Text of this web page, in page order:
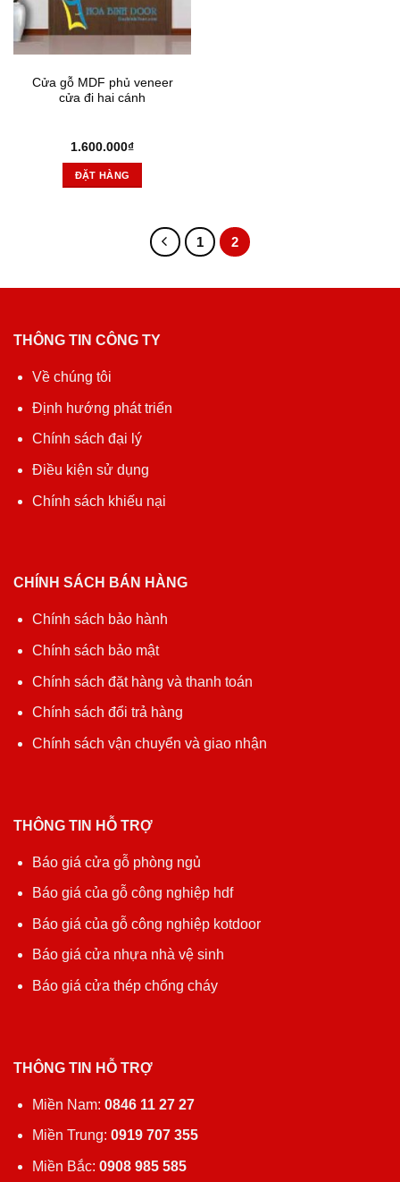
Cửa gỗ MDF phủ veneer
cửa đi hai cánh
1.600.000₫
ĐẶT HÀNG
1 2
THÔNG TIN CÔNG TY
Về chúng tôi
Định hướng phát triển
Chính sách đại lý
Điều kiện sử dụng
Chính sách khiếu nại
CHÍNH SÁCH BÁN HÀNG
Chính sách bảo hành
Chính sách bảo mật
Chính sách đặt hàng và thanh toán
Chính sách đổi trả hàng
Chính sách vận chuyển và giao nhận
THÔNG TIN HỖ TRỢ
Báo giá cửa gỗ phòng ngủ
Báo giá của gỗ công nghiệp hdf
Báo giá của gỗ công nghiệp kotdoor
Báo giá cửa nhựa nhà vệ sinh
Báo giá cửa thép chống cháy
THÔNG TIN HỖ TRỢ
Miền Nam: 0846 11 27 27
Miền Trung: 0919 707 355
Miền Bắc: 0908 985 585